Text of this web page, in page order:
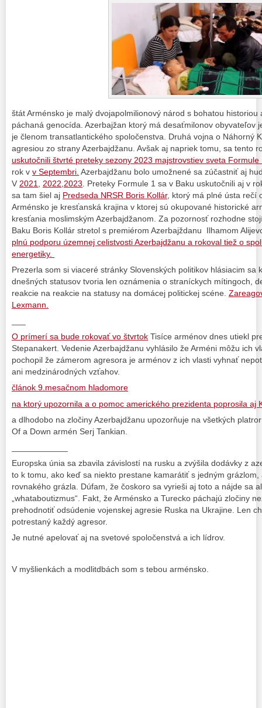
štát Arménsko je malý dvojapolmilionový národ s bohatou
páchaná genocída. Azerbajžan ktorý má desaťmilonov obyvateľov
je členom transatlantického spoločenstva. Druhá vojna o Náhorný
agresiou zo strany Azerbajdžanu. Avšak aj napriek tomu, sa tento
uskutočnili štvrté preteky sezony 2023 majstrovstiev sveta Formule
rok v v Septembri. Azerbajdžanu bolo umožnené sa zúčastniť aj
V 2021 2022 2023 . Preteky Formule 1 sa v Baku uskutočnili aj v
sa tam šiel aj Predseda NRSR Boris Kollár, ktorý má plné ústa rečí
Arménsko je kresťanská krajina v ktorej sú okupované historické
kresťania moslimským Azerbajdžanom. Za pozornosť rozhodne
Baku Boris Kollár stretol s premiérom Azerbajždanu Ilhamom
plnú podporu územnej celistvosti Azerbajdžanu a rokoval tiež o
energetiky.
Prezerla som si viaceré stránky Slovenských politikov hlásiacim sa
dnešných statusov tvoria len oznámenia o straníckych mítingoch,
reakcie na reakcie na statusy na domácej politickej scéne.
Lexmann.
O prímerí sa bude rokovať vo štvrtok Tisíce arménov dnes utiekl
Stepanakert. Vedenie Azerbajdžanu vyhlásilo že Arméni môžu ich
pochopil že zámerom agresora je arménov z ich vlasti vyhnať
ani medzinárodných vzťahov.
článok 9.mesačnom hladomore
na ktorý upozornila a o pomoc amerického prezidenta poprosila aj
a dlhodobo na zločiny Azerbajdžanu upozorňuje na všetkých
Of a Down armén Serj Tankian.
Europska únia sa zbavila závislostí na rusku a zvýšila dodávky z
to k tomu, ako keď sa niekto prestane kamarátiť s jedným
rovnakého grázla. Dúfam, že čoskoro sa vyrieši aj toto a nájde sa
„whataboutizmus“. Fakt, že Arménsko a Turecko páchajú zločiny
prehodnotiť odsúdenie vojenskej agresie Ruska na Ukrajine. Len
potrestaný každý agresor.
Je nutné apelovať aj na svetové spoločenstvá a ich lídrov.
V myšlienkách a modlitdbách som s tebou arménsko.